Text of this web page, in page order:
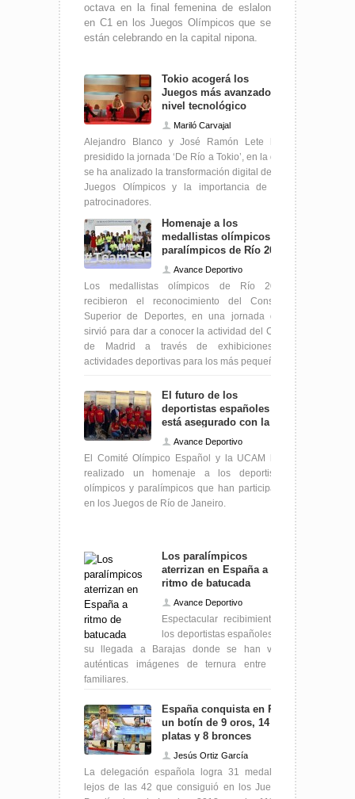
octava en la final femenina de eslalon
en C1 en los Juegos Olímpicos que se
están celebrando en la capital nipona.
Tokio acogerá los
Juegos más avanzados a
nivel tecnológico
Mariló Carvajal
Alejandro Blanco y José Ramón Lete han
presidido la jornada ‘De Río a Tokio’, en la que
se ha analizado la transformación digital de los
Juegos Olímpicos y la importancia de los
patrocinadores.
Homenaje a los
medallistas olímpicos y
paralímpicos de Río 2016
en el CAR de Madrid
Avance Deportivo
Los medallistas olímpicos de Río 2016
recibieron el reconocimiento del Consejo
Superior de Deportes, en una jornada que
sirvió para dar a conocer la actividad del CAR
de Madrid a través de exhibiciones y
actividades deportivas para los más pequeños.
El futuro de los
deportistas españoles
está asegurado con la
universidad
Avance Deportivo
El Comité Olímpico Español y la UCAM han
realizado un homenaje a los deportistas
olímpicos y paralímpicos que han participado
en los Juegos de Río de Janeiro.
Los paralímpicos
aterrizan en España a
ritmo de batucada
Avance Deportivo
Espectacular recibimiento a
los deportistas españoles en
su llegada a Barajas donde se han visto
auténticas imágenes de ternura entre los
familiares.
España conquista en Río
un botín de 9 oros, 14
platas y 8 bronces
Jesús Ortiz García
La delegación española logra 31 medallas,
lejos de las 42 que consiguió en los Juegos